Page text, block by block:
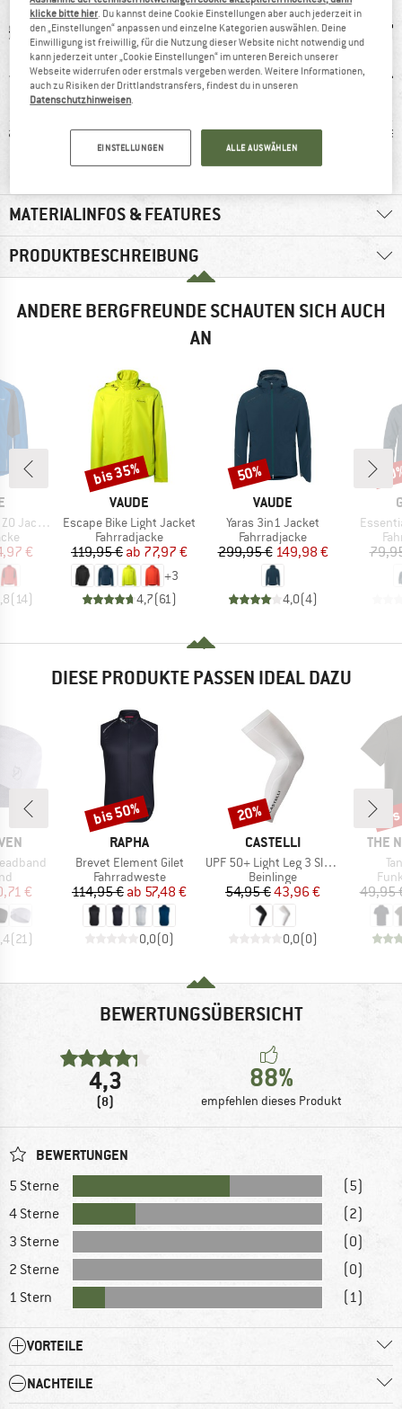
Kunden sagen:
leicht
wasserdicht
MATERIALINFOS & FEATURES
PRODUKTBESCHREIBUNG
ANDERE BERGFREUNDE SCHAUTEN SICH AUCH
AN
Jacket
Preis
€
( 14)
MARKE
VAUDE
Artikel
Escape Bike Light Jacket
Produktgruppe
Fahrradjacke
Preis
119,95 € reduzierter Preis
ab 77,97 €
+3
4,7(61)
Rabatt
bis 35%
MARKE
VAUDE
Artikel
Yaras 3in1 Jacket
Produktgruppe
Fahrradjacke
Preis
299,95 €reduzierter Preis
149,98 €
4,0(4)
Rabatt
50%
Artikel
DIESE PRODUKTE PASSEN IDEAL DAZU
Preis
€
(21 )
MARKE
RAPHA
Artikel
Brevet Element Gilet
Produktgruppe
Fahrradweste
Preis
114,95 € reduzierter Preis
ab 57,48 €
0,0(0)
Rabatt
bis 50%
MARKE
CASTELLI
Artikel
UPF 50+ Light Leg 3 Sleeves
Produktgruppe
Beinlinge
Preis
54,95 €reduzierter Preis
43,96 €
0,0(0)
Rabatt
20%
THE
49,95
BEWERTUNGSÜBERSICHT
4,3
(8)
88%
empfehlen dieses Produkt
BEWERTUNGEN
5 Sterne
(5)
4 Sterne
(2)
3 Sterne
(0)
2 Sterne
(0)
1 Stern
(1)
VORTEILE
NACHTEILE
klicke bitte hier. Du kannst deine Cookie Einstellungen aber auch jederzeit in
den „Einstellungen“ anpassen und einzelne Kategorien auswählen. Deine
Einwilligung ist freiwillig, für die Nutzung dieser Website nicht notwendig und
kann jederzeit unter „Cookie Einstellungen“ im unteren Bereich unserer
Webseite widerrufen oder erstmals vergeben werden. Weitere Informationen,
auch zu Risiken der Drittlandstransfers, findest du in unseren
Datenschutzhinweisen.
EINSTELLUNGEN ALLE AUSWÄHLEN